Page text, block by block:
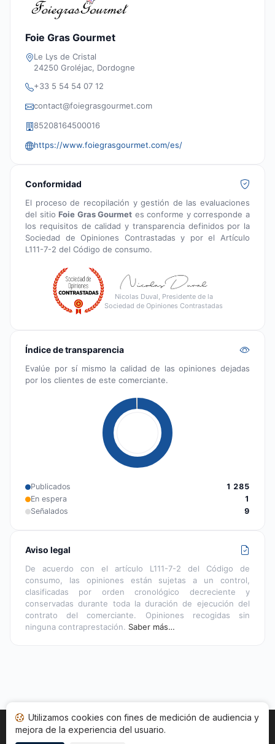
Foie Gras Gourmet
Le Lys de Cristal
24250 Groléjac, Dordogne
+33 5 54 54 07 12
contact@foiegrasgourmet.com
85208164500016
https://www.foiegrasgourmet.com/es/
Conformidad
El proceso de recopilación y gestión de las evaluaciones
del sitioFoie Gras Gourmet es conforme y corresponde a
los requisitos de calidad y transparencia definidos por la
Sociedad de Opiniones Contrastadas y por el Artículo
L111-7-2 del Código de consumo.
Nicolas Duval, Presidente de la
Sociedad de Opiniones Contrastadas
Índice de transparencia
Evalúe por sí mismo la calidad de las opiniones dejadas
por los clientes de este comerciante.
Publicados
1 285
En espera
1
Señalados
9
Aviso legal
De acuerdo con el artículo L111-7-2 del Código de
consumo, las opiniones están sujetas a un control,
clasificadas por orden cronológico decreciente y
conservadas durante toda la duración de ejecución del
contrato del comerciante. Opiniones recogidas sin
ninguna contraprestación. Saber más…
Inicio Estado opiniones Categorías
Utilizamos cookies con fines de medición de audiencia y
mejora de la experiencia del usuario.